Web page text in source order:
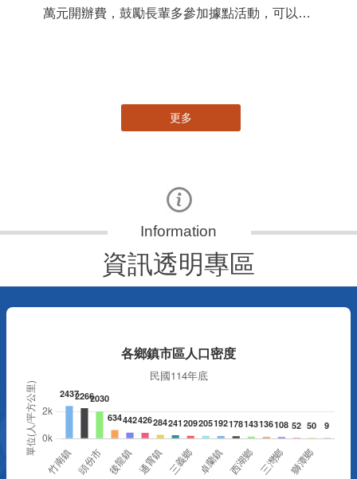
萬元開辦費，鼓勵長輩多參加據點活動，可以更
更多
資訊透明專區